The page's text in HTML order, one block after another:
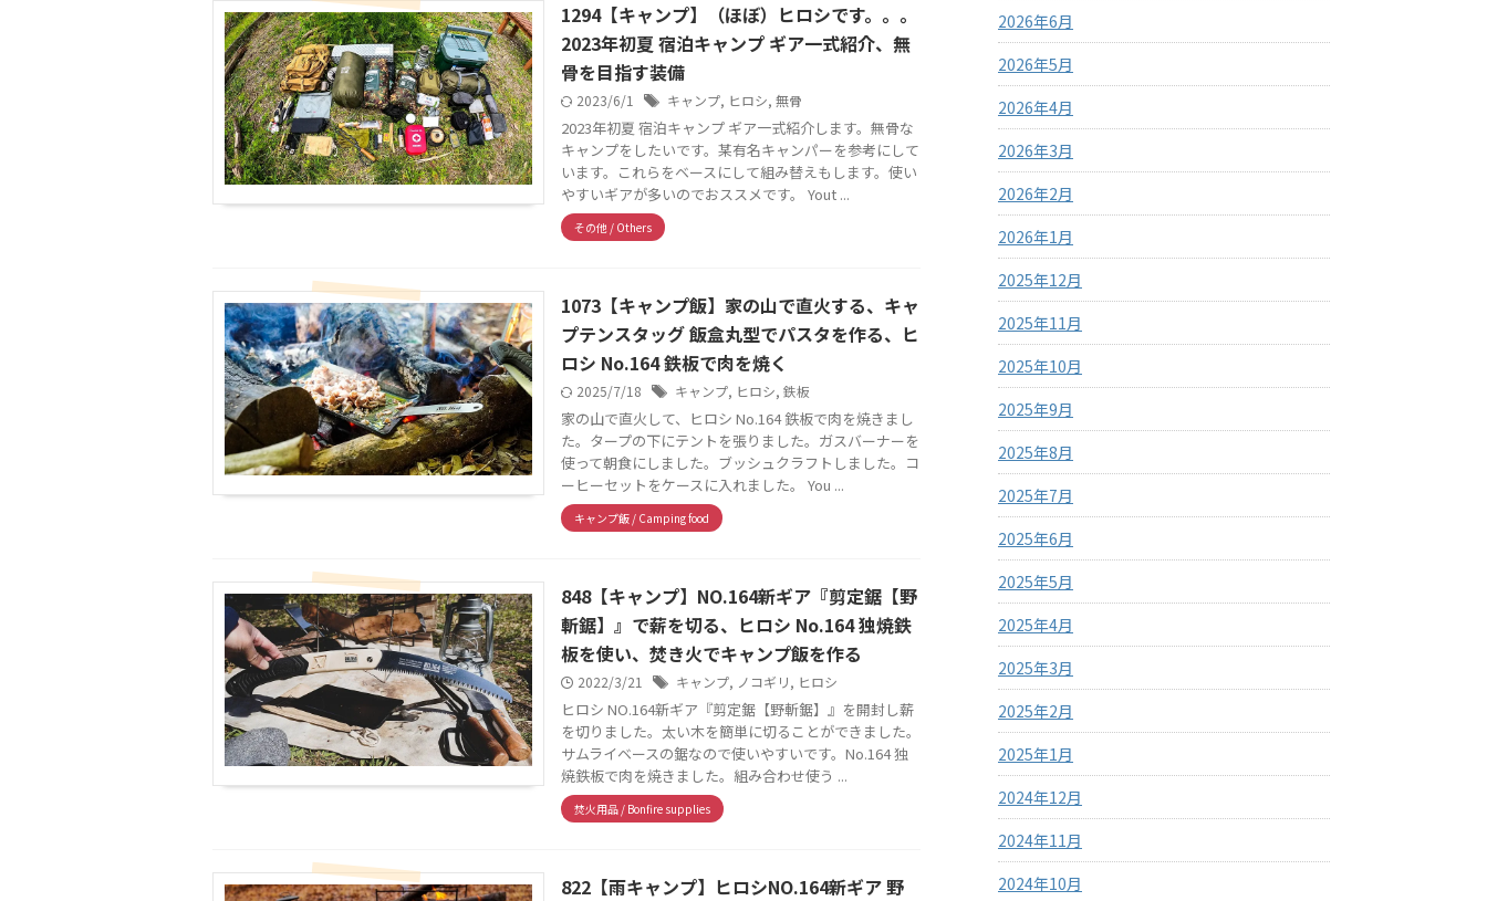
1294【キャンプ】（ほぼ）ヒロシです。。。
2023年初夏 宿泊キャンプ ギア一式紹介、無
骨を目指す装備
2023/6/1 キャンプ, ヒロシ, 無骨
2023年初夏 宿泊キャンプ ギア一式紹介します。無骨な
キャンプをしたいです。某有名キャンパーを参考にして
います。これらをベースにして組み替えもします。使い
やすいギアが多いのでおススメです。 Yout ...
その他 / Others
1073【キャンプ飯】家の山で直火する、キャ
プテンスタッグ 飯盒丸型でパスタを作る、ヒ
ロシ No.164 鉄板で肉を焼く
2025/7/18 キャンプ, ヒロシ, 鉄板
家の山で直火して、ヒロシ No.164 鉄板で肉を焼きまし
た。タープの下にテントを張りました。ガスバーナーを
使って朝食にしました。ブッシュクラフトしました。コ
ーヒーセットをケースに入れました。 You ...
キャンプ飯 / Camping food
848【キャンプ】NO.164新ギア『剪定鋸【野
斬鋸】』で薪を切る、ヒロシ No.164 独焼鉄
板を使い、焚き火でキャンプ飯を作る
2022/3/21 キャンプ, ノコギリ, ヒロシ
ヒロシ NO.164新ギア『剪定鋸【野斬鋸】』を開封し薪
を切りました。太い木を簡単に切ることができました。
サムライベースの鋸なので使いやすいです。No.164 独
焼鉄板で肉を焼きました。組み合わせ使う ...
焚火用品 / Bonfire supplies
822【雨キャンプ】ヒロシNO.164新ギア 野
2026年6月
2026年5月
2026年4月
2026年3月
2026年2月
2026年1月
2025年12月
2025年11月
2025年10月
2025年9月
2025年8月
2025年7月
2025年6月
2025年5月
2025年4月
2025年3月
2025年2月
2025年1月
2024年12月
2024年11月
2024年10月